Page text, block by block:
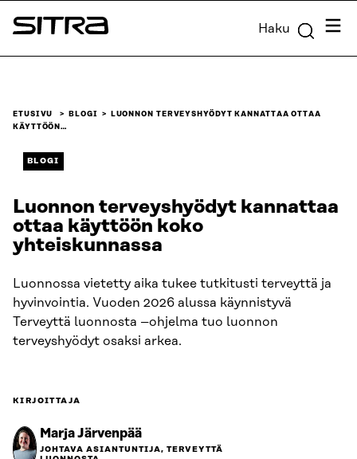
Siirry
suoraan
Sitra Haku
ETUSIVU BLOGI
LUONNON TERVEYSHYÖDYT KANNATTAA OTTAA
KÄYTTÖÖN…
BLOGI
Luonnon terveyshyödyt kannattaa
ottaa käyttöön koko
yhteiskunnassa
Luonnossa vietetty aika tukee tutkitusti terveyttä ja
hyvinvointia. Vuoden 2026 alussa käynnistyvä
Terveyttä luonnosta –ohjelma tuo luonnon
terveyshyödyt osaksi arkea.
KIRJOITTAJA
Marja Järvenpää
JOHTAVA ASIANTUNTIJA, TERVEYTTÄ